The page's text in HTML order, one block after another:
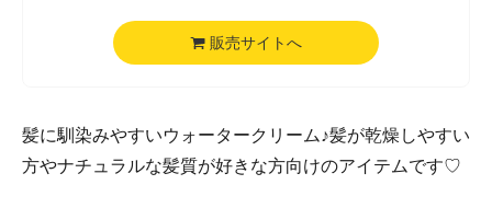
販売サイトへ
髪に馴染みやすいウォータークリーム♪髪が乾燥しやすい
方やナチュラルな髪質が好きな方向けのアイテムです♡